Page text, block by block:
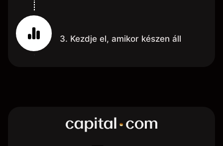
3. Kezdje el, amikor készen áll